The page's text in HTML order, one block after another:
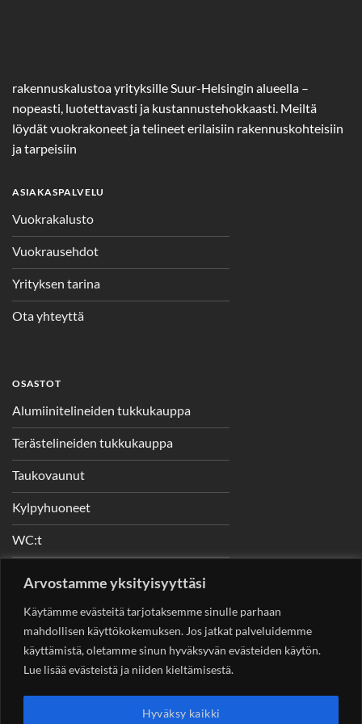
Arvostamme yksityisyyttäsi
Käytämme evästeitä tarjotaksemme sinulle parhaan
mahdollisen käyttökokemuksen. Jos jatkat palveluidemme
käyttämistä, oletamme sinun hyväksyvän evästeiden käytön.
Lue lisää evästeistä ja niiden kieltämisestä.
Hyväksy kaikki
rakennuskalustoa yrityksille Suur-Helsingin alueella –
nopeasti, luotettavasti ja kustannustehokkaasti. Meiltä
löydät vuokrakoneet ja telineet erilaisiin rakennuskohteisiin
ja tarpeisiin
ASIAKASPALVELU
Vuokrakalusto
Vuokrausehdot
Yrityksen tarina
Ota yhteyttä
OSASTOT
Alumiinitelineiden tukkukauppa
Terästelineiden tukkukauppa
Taukovaunut
Kylpyhuoneet
WC:t
YHTEYSTIEDOT
Helsingin Rakennuskonevuokraus OySotungintie 449,
00890 Helsinki 0400 99 53 63